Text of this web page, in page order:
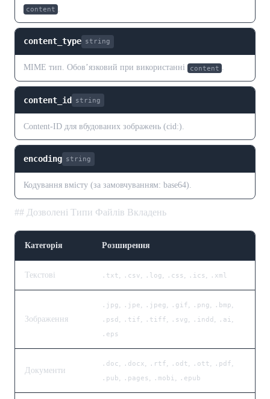
content .
content_type string
MIME тип. Обов’язковий при використанні content .
content_id string
Content-ID для вбудованих зображень (cid:).
encoding string
Кодування вмісту (за замовчуванням: base64).
## Дозволені Типи Файлів Вкладень
Категорія Розширення
Текстові .txt .csv .log .css .ics .xml
Зображення
.jpg .jpe .jpeg .gif .png .bmp
.psd .tif .tiff .svg .indd .ai
.eps
Документи
.doc .docx .rtf .odt .ott .pdf
.pub .pages .mobi .epub